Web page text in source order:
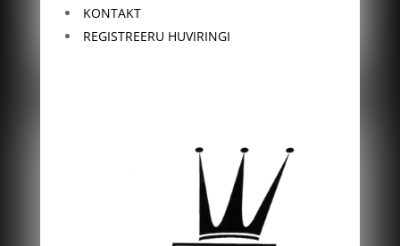
KONTAKT
REGISTREERU HUVIRINGI